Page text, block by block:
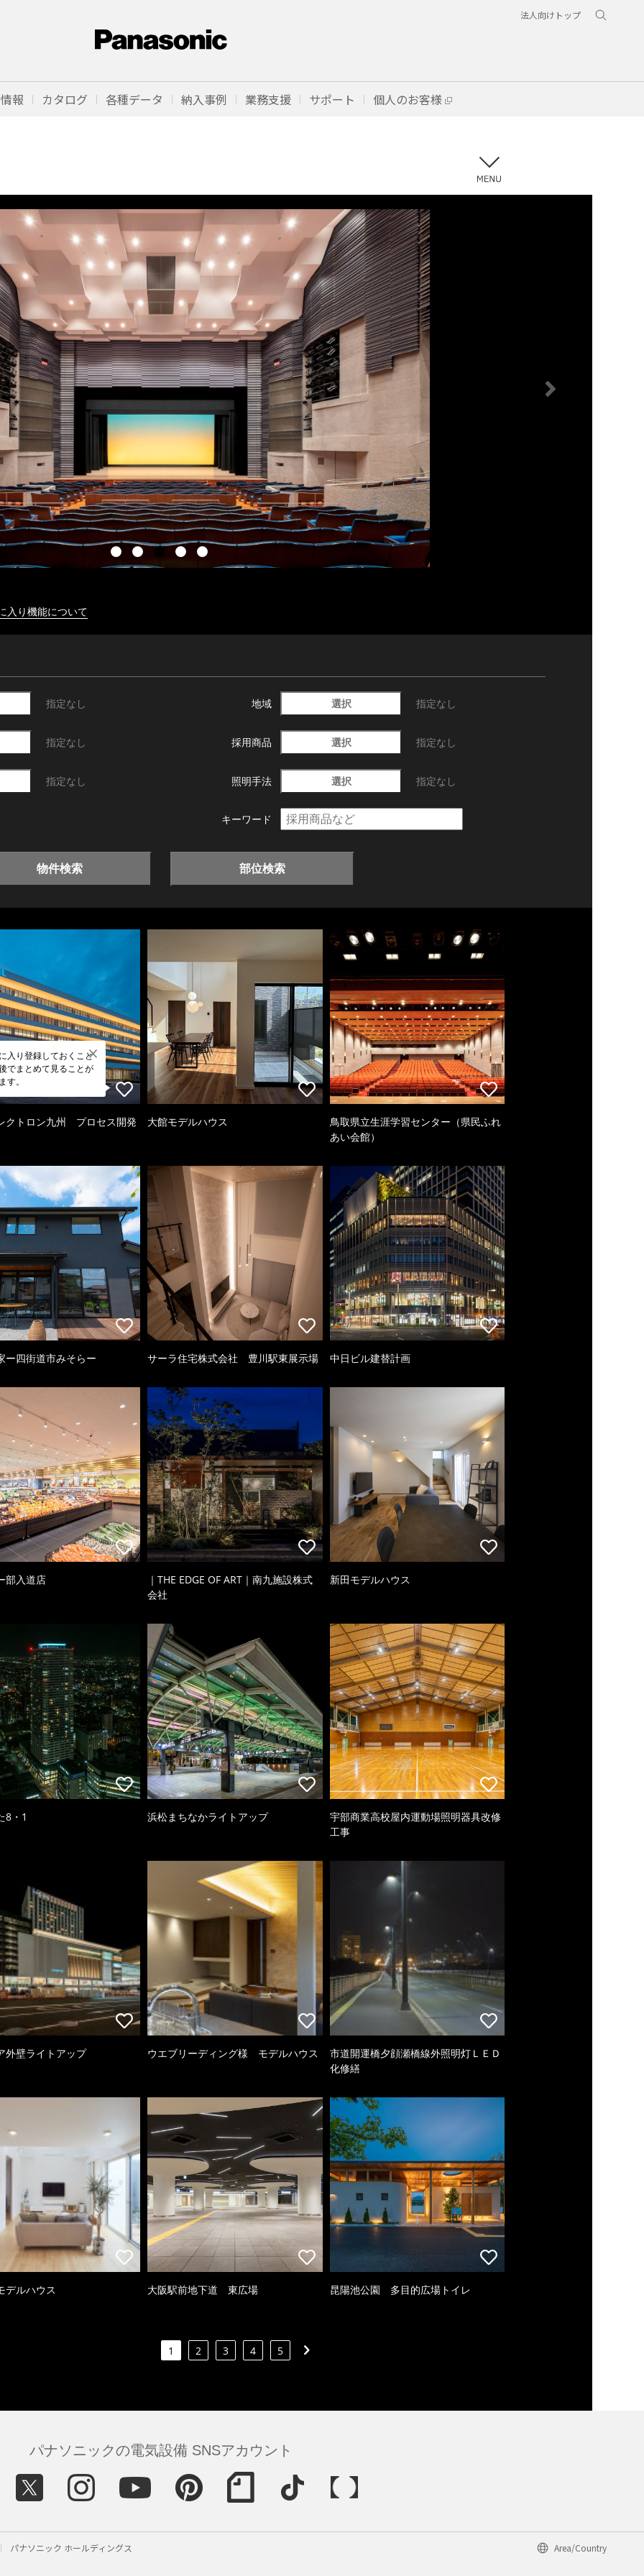
法人向けトップ
報 カタログ 各種データ 納入事例 業務支援 サポート 個人のお客様
入り機能について
指定なし 地域 選択 指定なし
指定なし 採用商品 選択 指定なし
指定なし 照明手法 選択 指定なし
キーワード
物件検索 部位検索
入り登録しておくこと
でまとめて見ることが
す。
クトロン九州 プロセス開発 大館モデルハウス
鳥取県立生涯学習センター（県民ふれ
あい会館）
ー四街道市みそらー サーラ住宅株式会社 豊川駅東展示場 中日ビル建替計画
部入道店
｜THE EDGE OF ART｜南九施設株式
会社
新田モデルハウス
8・1 浜松まちなかライトアップ
宇部商業高校屋内運動場照明器具改修
工事
外壁ライトアップ ウエブリーディング様 モデルハウス
市道開運橋夕顔瀬橋線外照明灯ＬＥＤ
化修繕
デルハウス 大阪駅前地下道 東広場 昆陽池公園 多目的広場トイレ
1 2 3 4 5
パナソニックの電気設備 SNSアカウント
パナソニック ホールディングス Area/Country